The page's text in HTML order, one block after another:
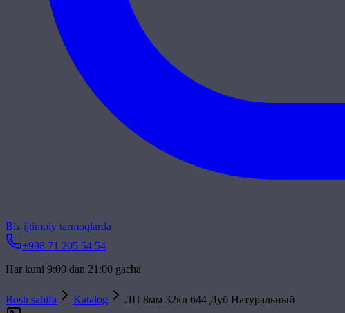
Biz ijtimoiy tarmoqlarda
+998 71 205 54 54
Har kuni 9:00 dan 21:00 gacha
Bosh sahifa Katalog
ЛП 8мм 32кл 644 Дуб Натуральный